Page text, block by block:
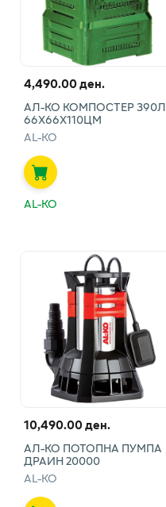
4,490.00 ден.
АЛ-КО КОМПОСТЕР 390Л
66Х66Х110ЦМ
AL-KO
AL-KO
10,490.00 ден.
АЛ-КО ПОТОПНА ПУМПА
ДРАИН 20000
AL-KO